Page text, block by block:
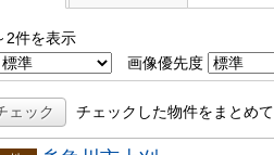
2件を表示
画像優先度
ェック チェックした物件をまとめて